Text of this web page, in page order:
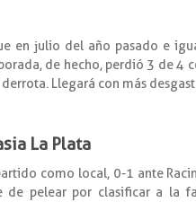
en julio del año pasado e
de hecho, perdió 3 de 4
Llegará con más
La Plata
como local, 0-1 ante
de pelear por clasificar a la